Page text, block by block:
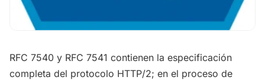
RFC 7540 y RFC 7541 contienen la especificación
completa del protocolo HTTP/2; en el proceso de